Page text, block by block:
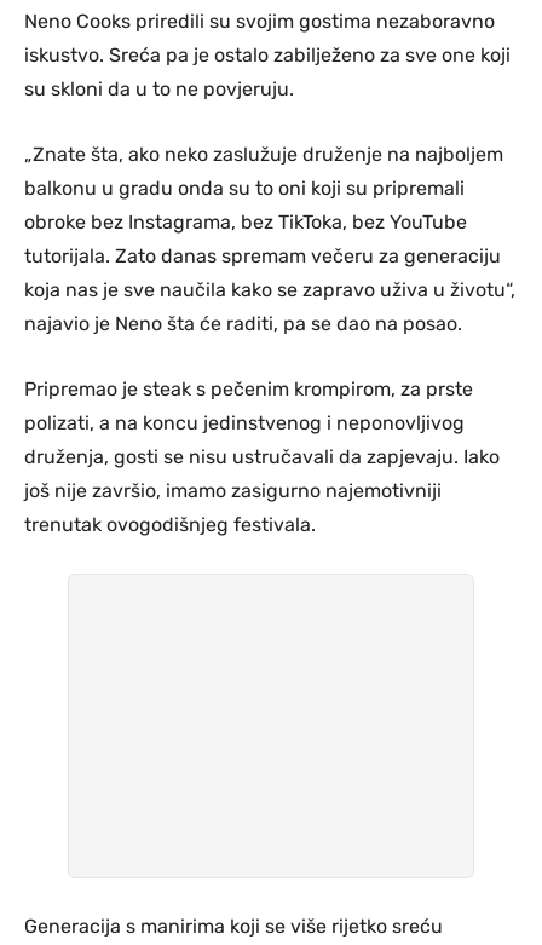
Neno Cooks priredili su svojim gostima nezaboravno
iskustvo. Sreća pa je ostalo zabilježeno za sve one koji
su skloni da u to ne povjeruju.
„Znate šta, ako neko zaslužuje druženje na najboljem
balkonu u gradu onda su to oni koji su pripremali
obroke bez Instagrama, bez TikToka, bez YouTube
tutorijala. Zato danas spremam večeru za generaciju
koja nas je sve naučila kako se zapravo uživa u životu“,
najavio je Neno šta će raditi, pa se dao na posao.
Pripremao je steak s pečenim krompirom, za prste
polizati, a na koncu jedinstvenog i neponovljivog
druženja, gosti se nisu ustručavali da zapjevaju. Iako
još nije završio, imamo zasigurno najemotivniji
trenutak ovogodišnjeg festivala.
Generacija s manirima koji se više rijetko sreću